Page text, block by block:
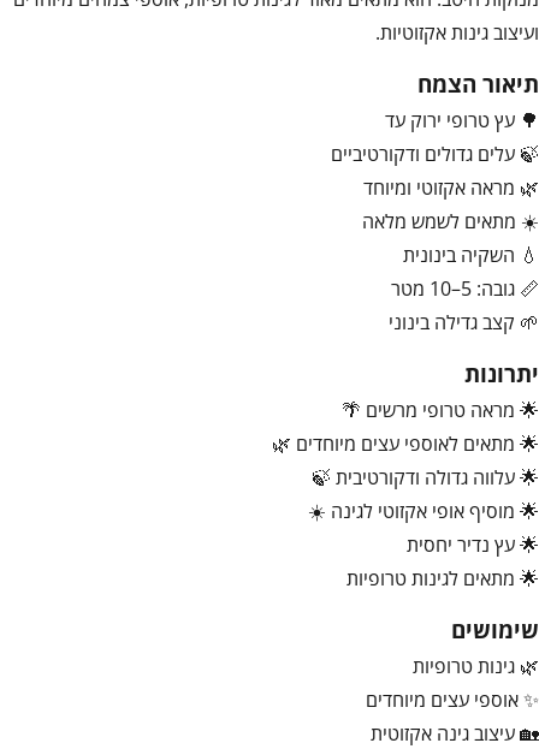
ועיצוב גינות אקזוטיות.
תיאור הצמח
🌳 עץ טרופי ירוק עד
🍃 עלים גדולים ודקורטיביים
🌿 מראה אקזוטי ומיוחד
☀️ מתאים לשמש מלאה
💧 השקיה בינונית
📏 גובה: 5–10 מטר
🌱 קצב גדילה בינוני
יתרונות
🌟 מראה טרופי מרשים 🌴
🌟 מתאים לאוספי עצים מיוחדים 🌿
🌟 עלווה גדולה ודקורטיבית 🍃
🌟 מוסיף אופי אקזוטי לגינה ☀️
🌟 עץ נדיר יחסית
🌟 מתאים לגינות טרופיות
שימושים
🌿 גינות טרופיות
✨ אוספי עצים מיוחדים
🏡 עיצוב גינה אקזוטית